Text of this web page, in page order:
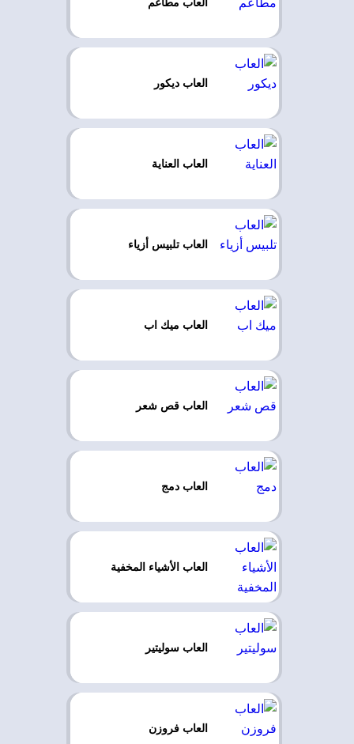
العاب ديكور
العاب العناية
العاب تلبيس أزياء
العاب ميك اب
العاب قص شعر
العاب دمج
العاب الأشياء المخفية
العاب سوليتير
العاب فروزن